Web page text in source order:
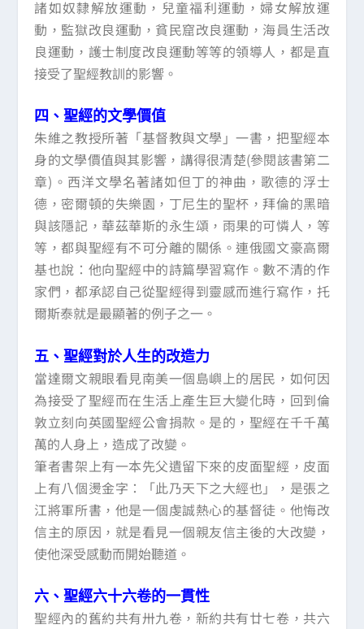
諸如奴隸解放運動，兒童福利運動，婦女解放運
動，監獄改良運動，貧民窟改良運動，海員生活改
良運動，護士制度改良運動等等的領導人，都是直
接受了聖經教訓的影響。
四、聖經的文學價值
朱維之教授所著「基督教與文學」一書，把聖經本
身的文學價值與其影響，講得很清楚(參閱該書第二
章)。西洋文學名著諸如但丁的神曲，歌德的浮士
德，密爾頓的失樂園，丁尼生的聖杯，拜倫的黑暗
與該隱記，華茲華斯的永生頌，雨果的可憐人，等
等，都與聖經有不可分離的關係。連俄國文豪高爾
基也說：他向聖經中的詩篇學習寫作。數不清的作
家們，都承認自己從聖經得到靈感而進行寫作，托
爾斯泰就是最顯著的例子之一。
五、聖經對於人生的改造力
當達爾文親眼看見南美一個島嶼上的居民，如何因
為接受了聖經而在生活上產生巨大變化時，回到倫
敦立刻向英國聖經公會捐款。是的，聖經在千千萬
萬的人身上，造成了改變。
筆者書架上有一本先父遺留下來的皮面聖經，皮面
上有八個燙金字：「此乃天下之大經也」，是張之
江將軍所書，他是一個虔誠熱心的基督徒。他悔改
信主的原因，就是看見一個親友信主後的大改變，
使他深受感動而開始聽道。
六、聖經六十六卷的一貫性
聖經內的舊約共有卅九卷，新約共有廿七卷，共六